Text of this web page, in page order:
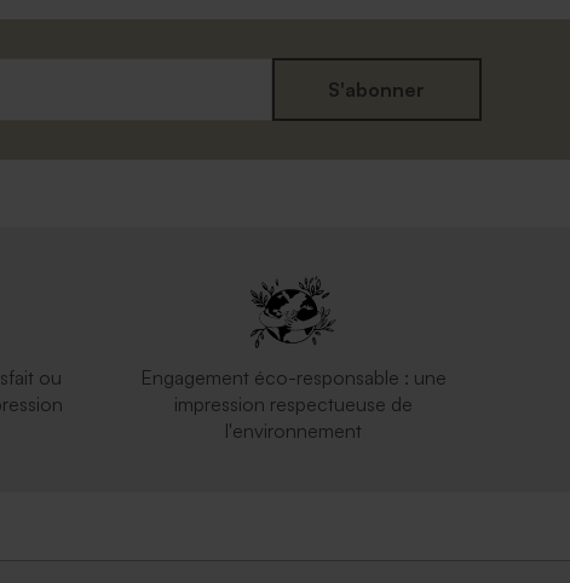
S'abonner
ou
Engagement éco-responsable : une
impression respectueuse de
l'environnement